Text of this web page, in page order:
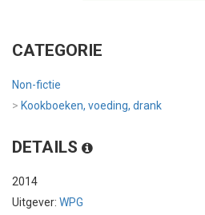
CATEGORIE
Non-fictie
> Kookboeken, voeding, drank
DETAILS
2014
Uitgever: WPG